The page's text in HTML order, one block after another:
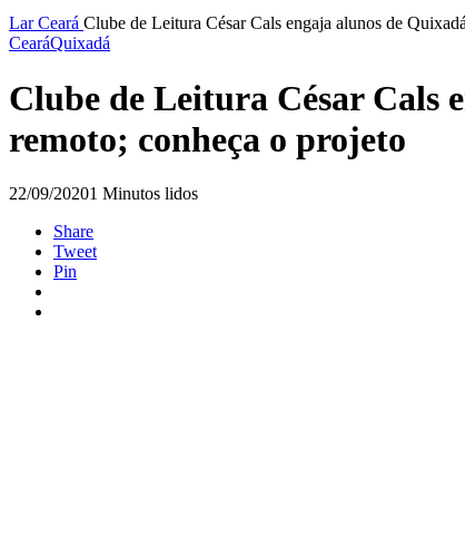
LarCeará Clube de Leitura César Cals engaja alunos de
CearáQuixadá
Clube de Leitura César Cals
remoto; conheça o projeto
22/09/20201 Minutos lidos
Share
Tweet
Pin